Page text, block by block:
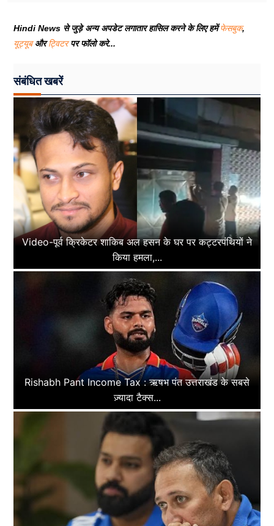
Hindi News से जुड़े अन्य अपडेट लगातार हासिल करने के लिए हमेंफेसबुक,
यूट्यूबऔरट्विटरपर फॉलो करे...
संबंधित खबरें
Video-पूर्व क्रिकेटर शाकिब अल हसन के घर पर कट्टरपंथियों ने
किया हमला,...
Rishabh Pant Income Tax : ऋषभ पंत उत्तराखंड के सबसे
ज़्यादा टैक्स...